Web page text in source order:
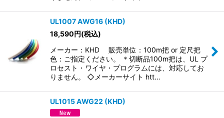
UL1007 AWG16 (KHD)
18,590円(税込)
メーカー：KHD 販売単位：100m把 or 定尺把
色：ご指定ください。 ＊切断品100m把は、UL プ
ロセスト・ワイヤ・プログラムには、対応してお
りません。 ◇メーカーサイト htt…
UL1015 AWG22 (KHD)